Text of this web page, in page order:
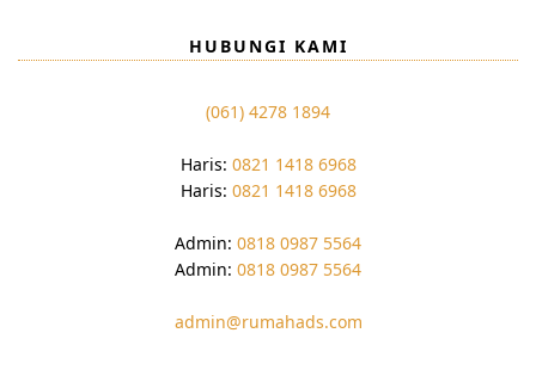
HUBUNGI KAMI
(061) 4278 1894
Haris: 0821 1418 6968
Haris: 0821 1418 6968
Admin: 0818 0987 5564
Admin: 0818 0987 5564
admin@rumahads.com